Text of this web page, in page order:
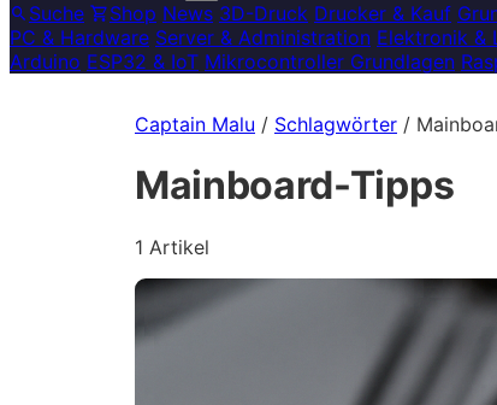
Suche
Shop News 3D-Druck Drucker & Kauf
PC & Hardware Server & Administration Elektronik &
Arduino ESP32 & IoT Mikrocontroller Grundlagen
Captain Malu / Schlagwörter /
Mainboard-Tipps
1 Artikel